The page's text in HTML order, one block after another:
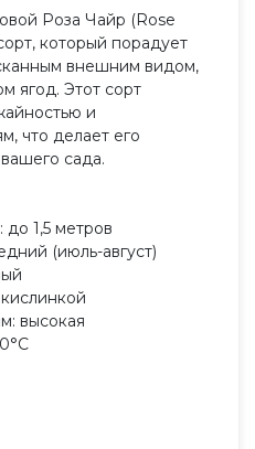
Роза Чайр (Rose
который порадует
внешним видом,
ягод. Этот сорт
и
что делает его
сада.
до 1,5 метров
(июль-август)
высокая